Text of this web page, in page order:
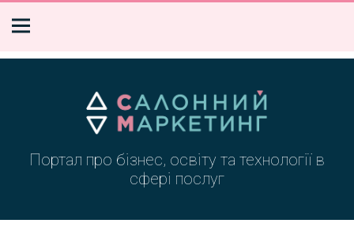
Портал про бізнес, освіту та технології в
сфері послуг